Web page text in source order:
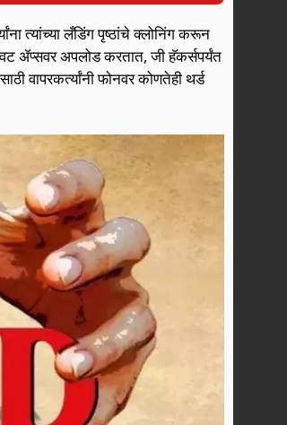
त्यांच्या लँडिंग पृष्ठांचे क्लोनिंग करून
ॲप्सवर अपलोड करतात, जी हॅकर्सपर्यंत
वापरकर्त्यांनी फोनवर कोणतेही थर्ड